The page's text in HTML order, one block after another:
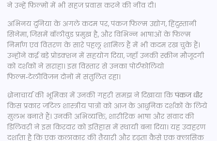
ने उन्हें फ़िल्मों में भी सहज प्रवास करने की नींव दी।
अभिनय दुनिया के अगले कदम पर, पंकजफिल्म उद्योग,हिंदुस्तानी
सिनेमा, जिसमें बॉलीवुड प्रमुख है, और विभिन्न भाषाओं के फिल्म
निर्माण एवं वितरण के सारे पहलू शामिल हैंमें भी कदम रख चुके हैं।
उन्होंने कई बड़े प्रोडक्शन में सहयोग दिया, जहाँ उनकी स्क्रीन मौजूदगी
को दर्शकों ने सराहा। इस विस्तार से उनका पोर्टफोलियो
फिल्म‑टेलीविजन दोनों में संतुलित रहा।
ध्रोनाचार्य की भूमिका में उनकी गहरी समझ ने दिखाया किपंकज धीर
किस प्रकार जटिल शास्त्रीय पात्रों को आज के आधुनिक दर्शकों के लिये
सुलभ बनाते हैं। उनकी अभिव्यक्ति, शारीरिक भाषा और संवाद की
डिलिवरी ने इस किरदार को इतिहास में स्थायी बना दिया। यह उदाहरण
दर्शाता है कि एक कलाकार की तैयारी और दृढ़ता कैसे एक क्लासिक